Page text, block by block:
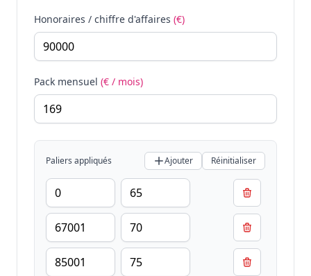
Honoraires / chiffre d'affaires (€)
Pack mensuel (€ / mois)
Paliers appliqués Ajouter Réinitialiser